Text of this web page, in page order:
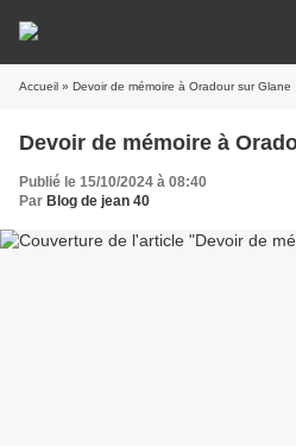
Accueil » Devoir de mémoire à Oradour sur Glane
Devoir de mémoire à
Publié le 15/10/2024 à 08:40
Par Blog de jean 40